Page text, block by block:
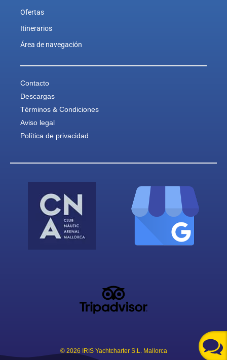
Ofertas
Itinerarios
Área de navegación
Contacto
Descargas
Términos & Condiciones
Aviso legal
Política de privacidad
© 2026 IRIS Yachtcharter S.L. Mallorca